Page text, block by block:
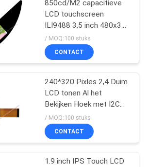
850cd/M2 capacitieve
LCD touchscreen
ILI9488 3,5 inch 480x320
stippen FPC SPI
/ MOQ:100 stuks
CONTACT
240*320 Pixles 2,4 Duim
LCD tonen Al het
Bekijken Hoek met I2C
TP
/ MOQ:100 stuks
CONTACT
1.9 inch IPS Touch LCD